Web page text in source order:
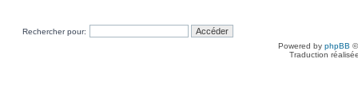
Rechercher pour:
Powered by phpBB
Traduction